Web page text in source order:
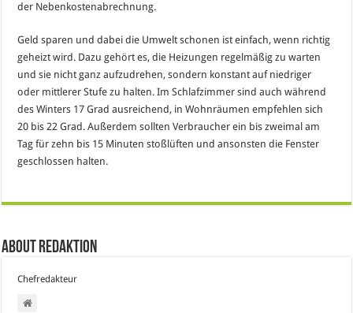
der Nebenkostenabrechnung.
Geld sparen und dabei die Umwelt schonen ist einfach, wenn richtig
geheizt wird. Dazu gehört es, die Heizungen regelmäßig zu warten
und sie nicht ganz aufzudrehen, sondern konstant auf niedriger
oder mittlerer Stufe zu halten. Im Schlafzimmer sind auch während
des Winters 17 Grad ausreichend, in Wohnräumen empfehlen sich
20 bis 22 Grad. Außerdem sollten Verbraucher ein bis zweimal am
Tag für zehn bis 15 Minuten stoßlüften und ansonsten die Fenster
geschlossen halten.
About Redaktion
Chefredakteur